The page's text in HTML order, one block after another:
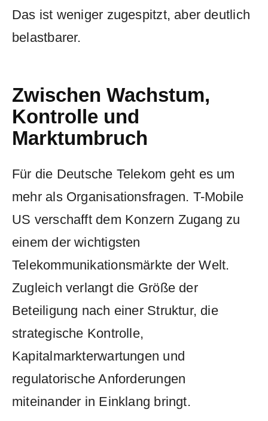
Das ist weniger zugespitzt, aber deutlich
belastbarer.
Zwischen Wachstum,
Kontrolle und
Marktumbruch
Für die Deutsche Telekom geht es um
mehr als Organisationsfragen. T-Mobile
US verschafft dem Konzern Zugang zu
einem der wichtigsten
Telekommunikationsmärkte der Welt.
Zugleich verlangt die Größe der
Beteiligung nach einer Struktur, die
strategische Kontrolle,
Kapitalmarkterwartungen und
regulatorische Anforderungen
miteinander in Einklang bringt.